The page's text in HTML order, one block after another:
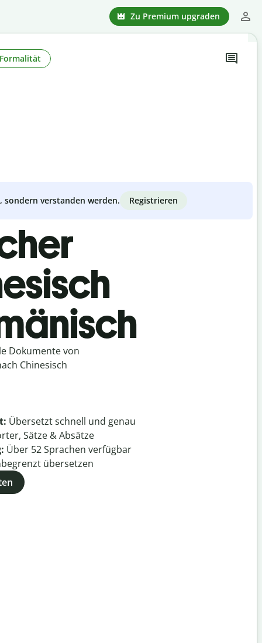
Zu Premium upgraden
Formalität
verstanden werden. Registrieren
Dokumente von
Chinesisch
Übersetzt schnell und genau
Sätze & Absätze
Über 52Sprachen verfügbar
übersetzen